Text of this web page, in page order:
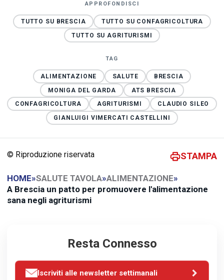
APPROFONDISCI
TUTTO SU BRESCIA
TUTTO SU CONFAGRICOLTURA
TUTTO SU AGRITURISMI
TAG
ALIMENTAZIONE SALUTE
BRESCIA
MONIGA DEL GARDA
ATS BRESCIA
CONFAGRICOLTURA
AGRITURISMI
CLAUDIO SILEO
GIANLUIGI VIMERCATI CASTELLINI
© Riproduzione riservata STAMPA
HOME»SALUTE TAVOLA»ALIMENTAZIONE»
A Brescia un patto per promuovere l'alimentazione
sana negli agriturismi
Resta Connesso
Iscriviti alle newsletter settimanali